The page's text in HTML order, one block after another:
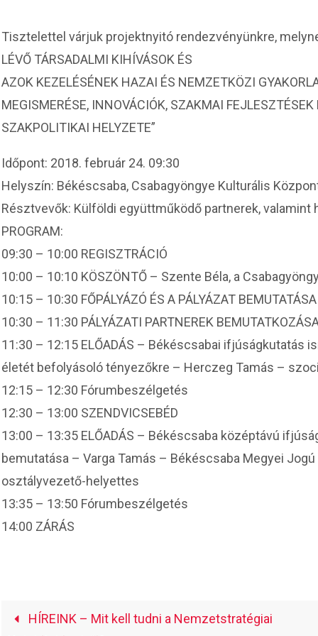
Tisztelettel várjuk projektnyitó rendezvényünkre,
LÉVŐ TÁRSADALMI KIHÍVÁSOK ÉS
AZOK KEZELÉSÉNEK HAZAI ÉS NEMZETKÖZI
MEGISMERÉSE, INNOVÁCIÓK, SZAKMAI FEJLESZTÉSEK
SZAKPOLITIKAI HELYZETE”
Időpont: 2018. február 24. 09:30
Helyszín: Békéscsaba, Csabagyöngye Kulturális
Résztvevők: Külföldi együttműködő partnerek, valamint
PROGRAM:
09:30 – 10:00 REGISZTRÁCIÓ
10:00 – 10:10 KÖSZÖNTŐ – Szente Béla, a
10:15 – 10:30 FŐPÁLYÁZÓ ÉS A PÁLYÁZAT
10:30 – 11:30 PÁLYÁZATI PARTNEREK
11:30 – 12:15 ELŐADÁS – Békéscsabai
életét befolyásoló tényezőkre – Herczeg Tamás –
12:15 – 12:30 Fórumbeszélgetés
12:30 – 13:00 SZENDVICSEBÉD
13:00 – 13:35 ELŐADÁS – Békéscsaba középtávú
bemutatása – Varga Tamás – Békéscsaba Megyei
osztályvezető-helyettes
13:35 – 13:50 Fórumbeszélgetés
14:00 ZÁRÁS
HÍREINK – Mit kell tudni a Nemzetstratégiai